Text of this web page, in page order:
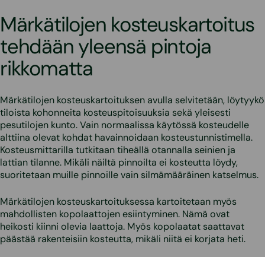
Märkätilojen kosteuskartoitus
tehdään yleensä pintoja
rikkomatta
Märkätilojen kosteuskartoituksen avulla selvitetään, löytyykö
tiloista kohonneita kosteuspitoisuuksia sekä yleisesti
pesutilojen kunto. Vain normaalissa käytössä kosteudelle
alttiina olevat kohdat havainnoidaan kosteustunnistimella.
Kosteusmittarilla tutkitaan tiheällä otannalla seinien ja
lattian tilanne. Mikäli näiltä pinnoilta ei kosteutta löydy,
suoritetaan muille pinnoille vain silmämääräinen katselmus.
Märkätilojen kosteuskartoituksessa kartoitetaan myös
mahdollisten kopolaattojen esiintyminen. Nämä ovat
heikosti kiinni olevia laattoja. Myös kopolaatat saattavat
päästää rakenteisiin kosteutta, mikäli niitä ei korjata heti.